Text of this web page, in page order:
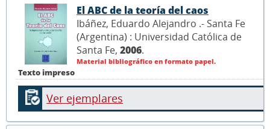
Texto impreso
El ABC de la teoría del caos
Ibáñez, Eduardo Alejandro .- Santa Fe
(Argentina) : Universidad Católica de
Santa Fe, 2006.
Material bibliográfico en formato papel.
Ver ejemplares